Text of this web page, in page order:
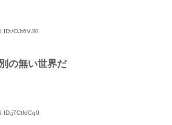
ID:/OJt6VJl0
の無い世界だ
ID:j7CtfdCq0